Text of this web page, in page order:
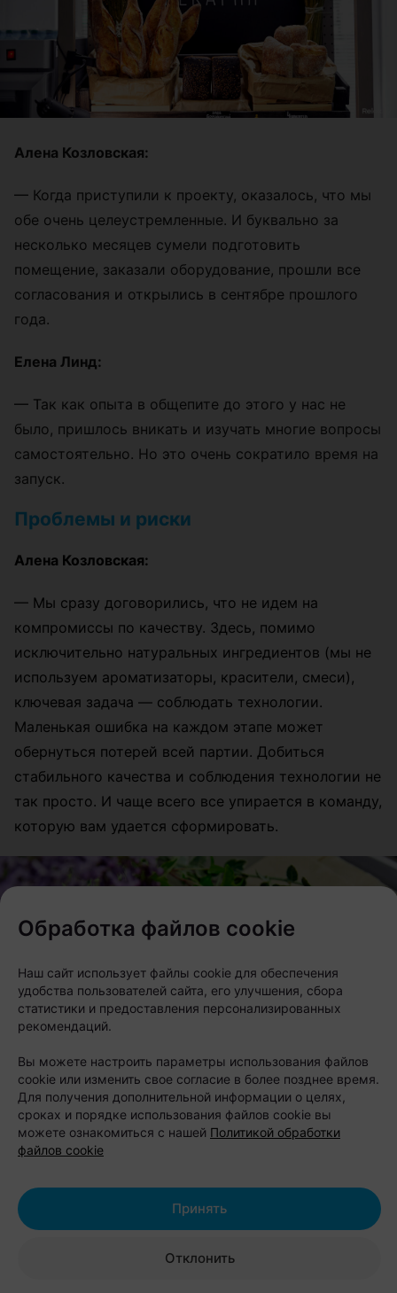
Алена Козловская:
— Когда приступили к проекту, оказалось, что мы
обе очень целеустремленные. И буквально за
несколько месяцев сумели подготовить
помещение, заказали оборудование, прошли все
согласования и открылись в сентябре прошлого
года.
Елена Линд:
— Так как опыта в общепите до этого у нас не
было, пришлось вникать и изучать многие вопросы
самостоятельно. Но это очень сократило время на
запуск.
Проблемы и риски
Алена Козловская:
— Мы сразу договорились, что не идем на
компромиссы по качеству. Здесь, помимо
исключительно натуральных ингредиентов (мы не
используем ароматизаторы, красители, смеси),
ключевая задача — соблюдать технологии.
Маленькая ошибка на каждом этапе может
обернуться потерей всей партии. Добиться
стабильного качества и соблюдения технологии не
так просто. И чаще всего все упирается в команду,
которую вам удается сформировать.
Елена Линд:
—
С командой для любого нового бизнеса обычно
два пути: агрессивно перекупать специалистов у
Обработка файлов cookie
Наш сайт использует файлы cookie для обеспечения
удобства пользователей сайта, его улучшения, сбора
статистики и предоставления персонализированных
рекомендаций.
Вы можете настроить параметры использования файлов
cookie или изменить свое согласие в более позднее время.
Для получения дополнительной информации о целях,
сроках и порядке использования файлов cookie вы
можете ознакомиться с нашей Политикой обработки
файлов cookie
Отклонить
Принять